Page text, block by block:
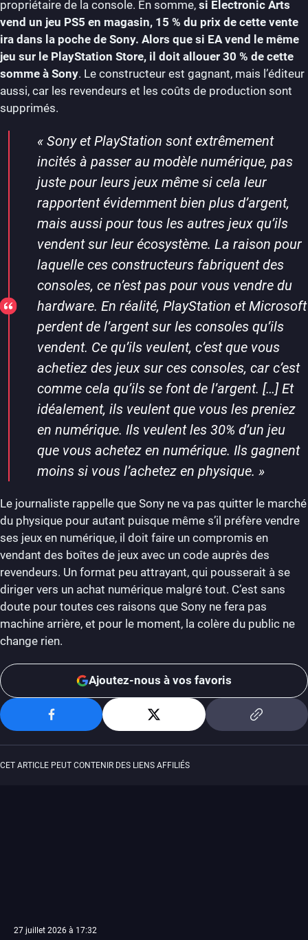
propriétaire de la console. En somme, si Electronic Arts
vend un jeu PS5 en magasin, 15 % du prix de cette vente
ira dans la poche de Sony. Alors que si EA vend le même
jeu sur le PlayStation Store, il doit allouer 30 % de cette
somme à Sony. Le constructeur est gagnant, mais l’éditeur
aussi, car les revendeurs et les coûts de production sont
supprimés.
« Sony et PlayStation sont extrêmement
incités à passer au modèle numérique, pas
juste pour leurs jeux même si cela leur
rapportent évidemment bien plus d’argent,
mais aussi pour tous les autres jeux qu’ils
vendent sur leur écosystème. La raison pour
laquelle ces constructeurs fabriquent des
consoles, ce n’est pas pour vous vendre du
hardware. En réalité, PlayStation et Microsoft
perdent de l’argent sur les consoles qu’ils
vendent. Ce qu’ils veulent, c’est que vous
achetiez des jeux sur ces consoles, car c’est
comme cela qu’ils se font de l’argent. […] Et
idéalement, ils veulent que vous les preniez
en numérique. Ils veulent les 30% d’un jeu
que vous achetez en numérique. Ils gagnent
moins si vous l’achetez en physique. »
Le journaliste rappelle que Sony ne va pas quitter le marché
du physique pour autant puisque même s’il préfère vendre
ses jeux en numérique, il doit faire un compromis en
vendant des boîtes de jeux avec un code auprès des
revendeurs. Un format peu attrayant, qui pousserait à se
diriger vers un achat numérique malgré tout. C’est sans
doute pour toutes ces raisons que Sony ne fera pas
machine arrière, et pour le moment, la colère du public ne
change rien.
Ajoutez-nous à vos favoris
CET ARTICLE PEUT CONTENIR DES LIENS AFFILIÉS
27 juillet 2026 à 17:32